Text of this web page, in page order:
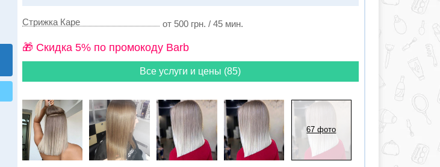
Стрижка Каре от 500 грн. / 45 мин.
🎁 Cкидка 5% по промокоду Barb
Все услуги и цены (85)
67 фото